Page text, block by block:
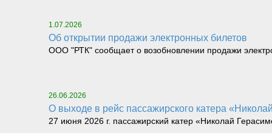
1.07.2026
Об открытии продажи электронных билетов
ООО "РТК" сообщает о возобновлении продажи
26.06.2026
О выходе в рейс пассажирского катера
27 июня 2026 г. пассажирский катер «Николай